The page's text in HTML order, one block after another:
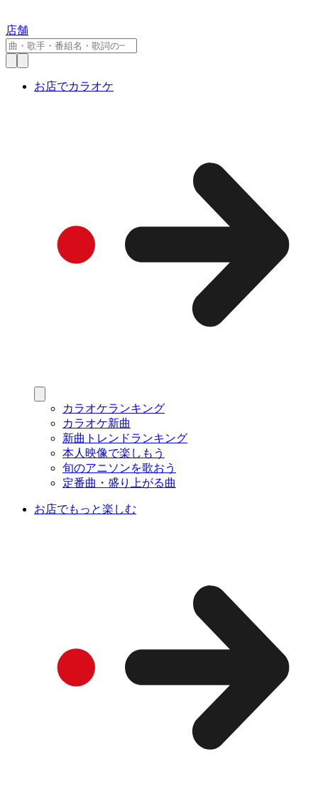
店舗
お店でカラオケ
カラオケランキング
カラオケ新曲
新曲トレンドランキング
本人映像で楽しもう
旬のアニソンを歌おう
定番曲・盛り上がる曲
お店でもっと楽しむ